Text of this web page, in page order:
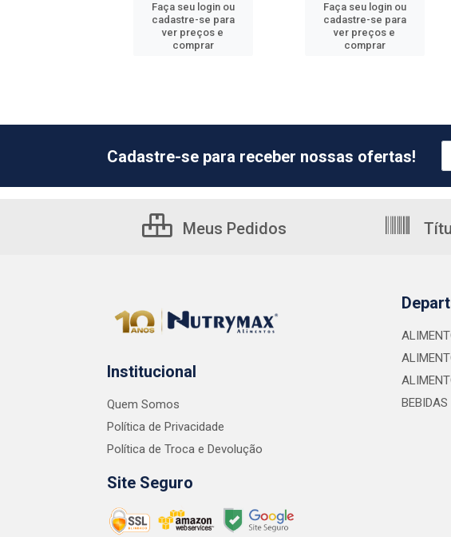
Faça seu login ou
cadastre-se para
ver preços e
comprar
Faça seu login ou
cadastre-se para
ver preços e
comprar
Cadastre-se para receber nossas ofertas!
Meus Pedidos
Institucional
Quem Somos
Política de Privacidade
Política de Troca e Devolução
Site Seguro
BEBIDAS